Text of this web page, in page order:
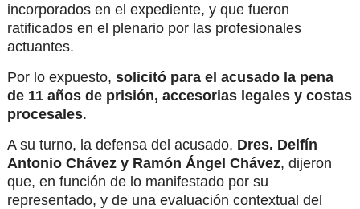
incorporados en el expediente, y que fueron
ratificados en el plenario por las profesionales
actuantes.
Por lo expuesto, solicitó para el acusado la pena
de 11 años de prisión, accesorias legales y costas
procesales.
A su turno, la defensa del acusado, Dres. Delfín
Antonio Chávez y Ramón Ángel Chávez, dijeron
que, en función de lo manifestado por su
representado, y de una evaluación contextual del